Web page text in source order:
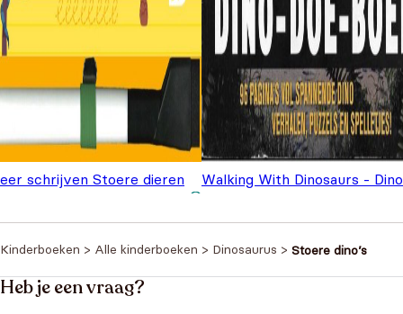
schrijven Stoere dieren
Walking With Dinosaurs - Dino
Kinderboeken > Alle kinderboeken > Dinosaurus > Stoere dino’s
Heb je een vraag?